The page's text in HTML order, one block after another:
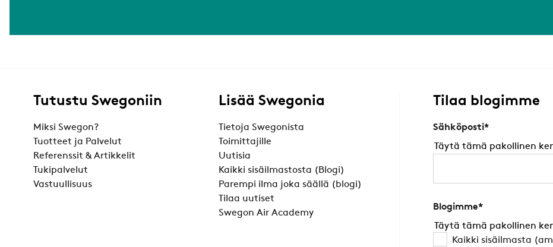
Tutustu Swegoniin
Miksi Swegon?
Tuotteet ja Palvelut
Referenssit & Artikkelit
Tukipalvelut
Vastuullisuus
Lisää Swegonia
Tietoja Swegonista
Toimittajille
Uutisia
Kaikki sisäilmastosta (Blogi)
Parempi ilma joka säällä (blogi)
Tilaa uutiset
Swegon Air Academy
Tilaa blogimme
Sähköposti*
Täytä tämä pakollinen
Blogimme*
Täytä tämä pakollinen
Kaikki sisäilmasta